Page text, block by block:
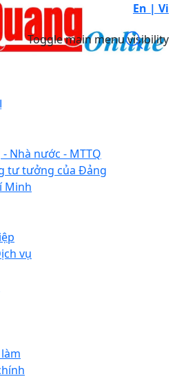
En | Vi
Toggle main menu visibility
Nhà nước - MTTQ
tư tưởng của Đảng
Minh
vụ